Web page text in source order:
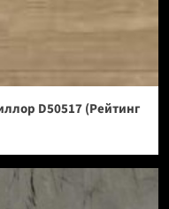
D50517 (Рейтинг